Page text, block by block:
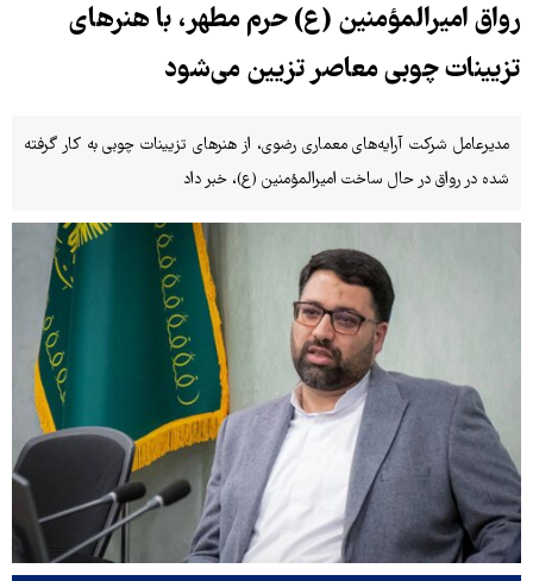
رواق امیرالمؤمنین (ع) حرم مطهر، با هنرهای
تزیینات چوبی معاصر تزیین می‌شود
مدیرعامل شرکت آرایه‌های معماری رضوی، از هنرهای تزیینات چوبی به کار گرفته
شده در رواق در حال ساخت امیرالمؤمنین (ع)، خبر داد